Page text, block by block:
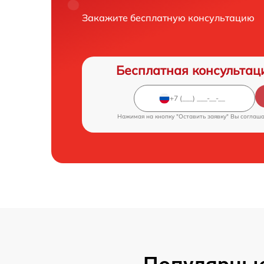
Закажите бесплатную консультацию
Бесплатная
Нажимая на кнопку "Оставить заявку" Вы